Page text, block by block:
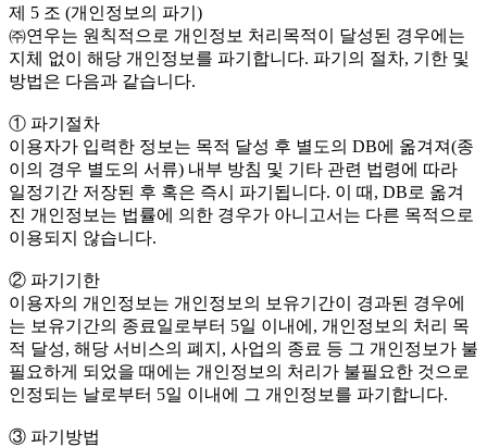
제 5 조 (개인정보의 파기)
㈜연우는 원칙적으로 개인정보 처리목적이 달성된 경우에는
지체 없이 해당 개인정보를 파기합니다. 파기의 절차, 기한 및
방법은 다음과 같습니다.
① 파기절차
이용자가 입력한 정보는 목적 달성 후 별도의 DB에 옮겨져(종
이의 경우 별도의 서류) 내부 방침 및 기타 관련 법령에 따라
일정기간 저장된 후 혹은 즉시 파기됩니다. 이 때, DB로 옮겨
진 개인정보는 법률에 의한 경우가 아니고서는 다른 목적으로
이용되지 않습니다.
② 파기기한
이용자의 개인정보는 개인정보의 보유기간이 경과된 경우에
는 보유기간의 종료일로부터 5일 이내에, 개인정보의 처리 목
적 달성, 해당 서비스의 폐지, 사업의 종료 등 그 개인정보가 불
필요하게 되었을 때에는 개인정보의 처리가 불필요한 것으로
인정되는 날로부터 5일 이내에 그 개인정보를 파기합니다.
③ 파기방법